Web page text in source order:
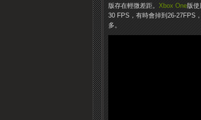
版存在輕微差距。 Xbox One版
30 FPS，有時會掉到26-27FPS
多。